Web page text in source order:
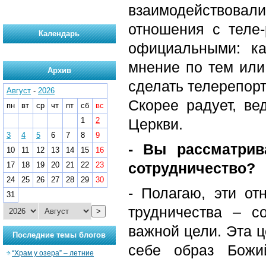
отношения с
официальными:
мнение по тем
сделать
Скорее радует,
Церкви.
- Вы
сотрудничество?
- Полагаю, эти
трудничества –
важной цели. Эта
себе образ
Календарь
Архив
Август - 2026
пн
вт ср чт пт сб
вс
1
2
3
4 5 6 7 8
9
10
11 12 13 14 15
16
17
18 19 20 21 22
23
24
25 26 27 28 29
30
31
>
Последние темы блогов
“Храм у озера” – летние